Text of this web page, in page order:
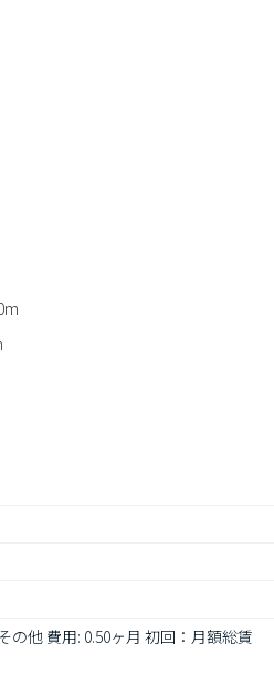
の他 費用: 0.50ヶ月 初回：月額総賃